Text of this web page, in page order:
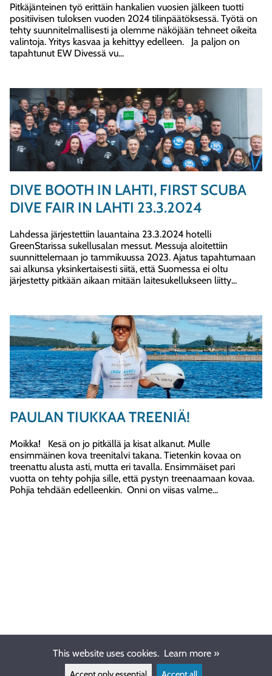
Pitkäjänteinen työ erittäin hankalien vuosien jälkeen tuotti
positiivisen tuloksen vuoden 2024 tilinpäätöksessä. Työtä on
tehty suunnitelmallisesti ja olemme näköjään tehneet oikeita
valintoja. Yritys kasvaa ja kehittyy edelleen. Ja paljon on
tapahtunut EW Divessä vu...
DIVE BOOTH IN LAHTI, FIRST SCUBA
DIVE FAIR IN LAHTI 23.3.2024
Lahdessa järjestettiin lauantaina 23.3.2024 hotelli
GreenStarissa sukellusalan messut. Messuja aloitettiin
suunnittelemaan jo tammikuussa 2023. Ajatus tapahtumaan
sai alkunsa yksinkertaisesti siitä, että Suomessa ei oltu
järjestetty pitkään aikaan mitään laitesukellukseen liitty...
PAULAN TIUKKAA TREENIÄ!
Moikka! Kesä on jo pitkällä ja kisat alkanut. Mulle
ensimmäinen kova treenitalvi takana. Tietenkin kovaa on
treenattu alusta asti, mutta eri tavalla. Ensimmäiset pari
vuotta on tehty pohjia sille, että pystyn treenaamaan kovaa.
Pohjia tehdään edelleenkin. Onni on viisas valme...
This website uses cookies. Learn more »